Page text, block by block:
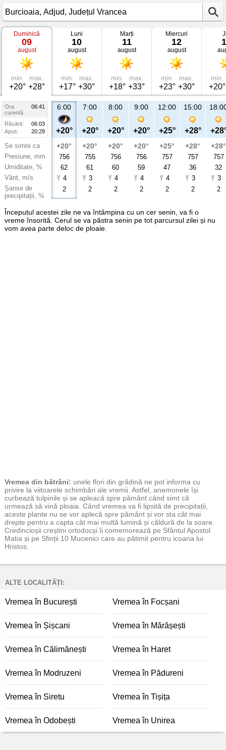
Vremea
Burcioaia
Adjud,
Județul
Vrancea
Duminică
09
august
min.
+20°
max.
+28°
Luni
10
august
min.
+17°
max.
+30°
Marți
11
august
min.
+18°
max.
+33°
Miercuri
12
august
min.
+23°
max.
+30°
min.
+20°
Ora
06:41
curentă
Răsărit:
06:03
Apus:
20:29
Se simte ca
Presiune, mm
Umiditate, %
Vânt, m/s
Șanse de
precipitații, %
6:00
+20°
+20°
756
62
4
2
7:00
+20°
+20°
755
61
3
2
8:00
+20°
+20°
756
60
4
2
9:00
+20°
+20°
756
59
4
2
12:00
+25°
+25°
757
47
4
2
15:00
+28°
+28°
757
36
3
2
+28°
757
32
3
2
Începutul acestei zile ne va întâmpina cu un cer senin, va fi o
vreme însorită. Cerul se va păstra senin pe tot parcursul zilei și nu
vom avea parte deloc de ploaie.
Vremea din bătrâni: unele flori din grădină ne pot informa cu
privire la viitoarele schimbări ale vremii. Astfel, anemonele își
curbează tulpinile și se apleacă spre pământ când simt că
urmează să vină ploaia. Când vremea va fi lipsită de precipitații,
aceste plante nu se vor aplecă spre pământ și vor sta cât mai
drepte pentru a capta cât mai multă lumină și căldură de la soare.
Credincioșii creștini ortodocși îi comemorează pe Sfântul Apostol
Matia și pe Sfinții 10 Mucenici care au pătimit pentru icoana lui
Hristos.
ALTE LOCALITĂȚI:
Vremea în București Vremea în Focșani
Vremea în Șișcani Vremea în Mărășești
Vremea în Călimănești Vremea în Haret
Vremea în Modruzeni Vremea în Pădureni
Vremea în Siretu Vremea în Tișița
Vremea în Odobești Vremea în Unirea